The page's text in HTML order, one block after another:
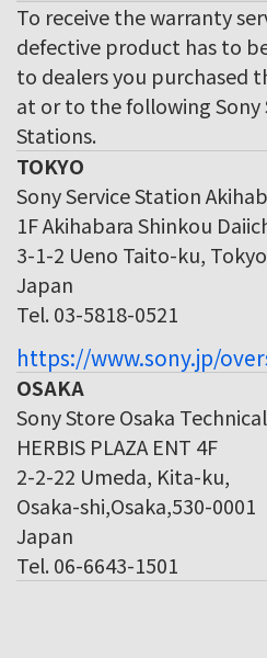
To receive the warranty
defective product has to
to dealers you purchased
at or to the following Sony
Stations.
TOKYO
Sony Service Station
1F Akihabara Shinkou
3-1-2 Ueno Taito-ku,
Japan
Tel. 03-5818-0521
https://www.sony.jp/
OSAKA
Sony Store Osaka
HERBIS PLAZA ENT 4F
2-2-22 Umeda, Kita-ku,
Osaka-shi,Osaka,530-0001
Japan
Tel. 06-6643-1501